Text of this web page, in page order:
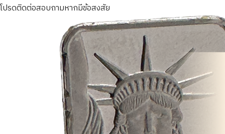
โปรดติดต่อสอบถามหากมีข้อสงสัย